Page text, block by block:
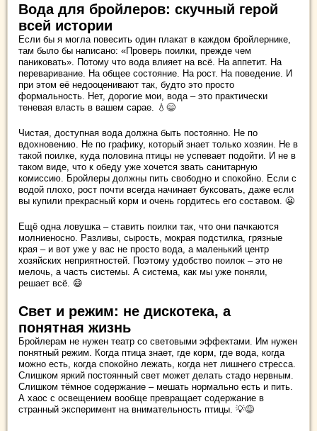
Вода для бройлеров: скучный герой
всей истории
Если бы я могла повесить один плакат в каждом бройлернике,
там было бы написано: «Проверь поилки, прежде чем
паниковать». Потому что вода влияет на всё. На аппетит. На
переваривание. На общее состояние. На рост. На поведение. И
при этом её недооценивают так, будто это просто
формальность. Нет, дорогие мои, вода – это практически
теневая власть в вашем сарае. 💧😄
Чистая, доступная вода должна быть постоянно. Не по
вдохновению. Не по графику, который знает только хозяин. Не в
такой поилке, куда половина птицы не успевает подойти. И не в
таком виде, что к обеду уже хочется звать санитарную
комиссию. Бройлеры должны пить свободно и спокойно. Если с
водой плохо, рост почти всегда начинает буксовать, даже если
вы купили прекрасный корм и очень гордитесь его составом. 😬
Ещё одна ловушка – ставить поилки так, что они пачкаются
молниеносно. Разливы, сырость, мокрая подстилка, грязные
края – и вот уже у вас не просто вода, а маленький центр
хозяйских неприятностей. Поэтому удобство поилок – это не
мелочь, а часть системы. А система, как мы уже поняли,
решает всё. 😄
Свет и режим: не дискотека, а
понятная жизнь
Бройлерам не нужен театр со световыми эффектами. Им нужен
понятный режим. Когда птица знает, где корм, где вода, когда
можно есть, когда спокойно лежать, когда нет лишнего стресса.
Слишком яркий постоянный свет может делать стадо нервным.
Слишком тёмное содержание – мешать нормально есть и пить.
А хаос с освещением вообще превращает содержание в
странный эксперимент на внимательность птицы. 💡😅